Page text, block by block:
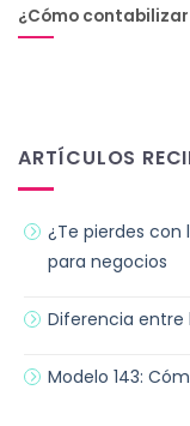
¿Cómo
ARTÍCULOS
¿Te pierdes
para negocios
Diferencia entre
Modelo 143: